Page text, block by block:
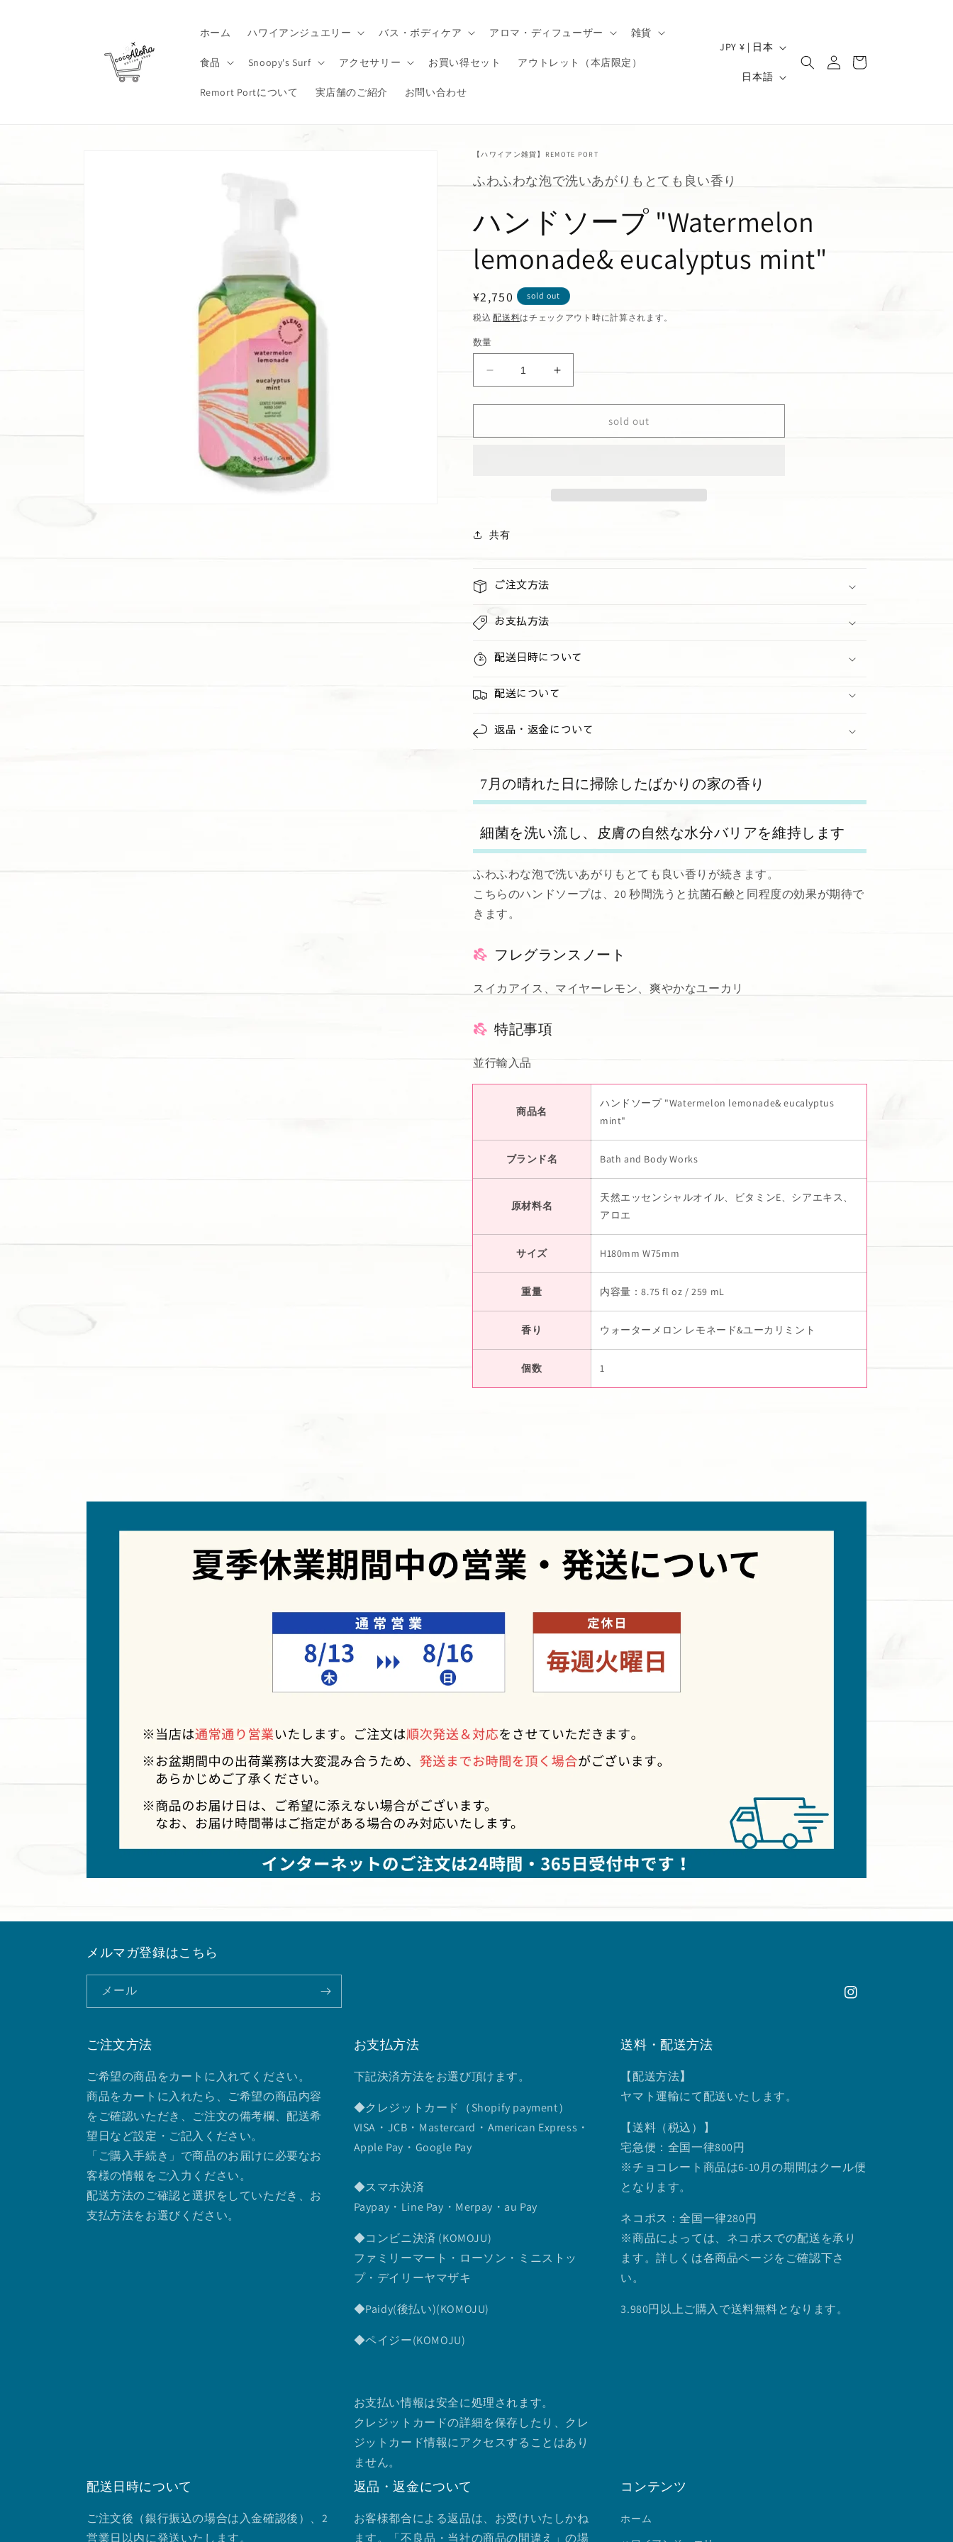
ホーム ハワイアンジュエリー バス・ボディケア アロマ・ディフューザー 雑貨
食品 Snoopy's Surf アクセサリー お買い得セット アウトレット（本店限定）
Remort Portについて 実店舗のご紹介 お問い合わせ
国
JPY ¥ | 日本
言
日本語
イ
ー
【ハワイアン雑貨】REMOTE PORT
ふわふわな泡で洗いあがりもとても良い香り
ハンドソープ "Watermelon
lemonade& eucalyptus mint"
通
常
価
格
¥2,750 sold out
税込配送料はチェックアウト時に計算されます。
数量
lemonade&amp;
の
を
ら
ハ
lemonade&amp;
sold out
共有
ご注文方法
お支払方法
配送日時について
配送について
返品・返金について
7月の晴れた日に掃除したばかりの家の香り
細菌を洗い流し、皮膚の自然な水分バリアを維持します
ふわふわな泡で洗いあがりもとても良い香りが続きます。
こちらのハンドソープは、20 秒間洗うと抗菌石鹸と同程度の効果が期待で
きます。
フレグランスノート
スイカアイス、マイヤーレモン、爽やかなユーカリ
特記事項
並行輸入品
商品名
ハンドソープ "Watermelon lemonade& eucalyptus
mint"
ブランド名 Bath and Body Works
原材料名
天然エッセンシャルオイル、ビタミンE、シアエキス、
アロエ
サイズ H180mm W75mm
重量 内容量：8.75 fl oz / 259 mL
香り ウォーターメロン レモネード&ユーカリミント
個数 1
メルマガ登録はこちら
メール
Instagram
ご注文方法
ご希望の商品をカートに入れてください。
商品をカートに入れたら、ご希望の商品内容
をご確認いただき、ご注文の備考欄、配送希
望日など設定・ご記入ください。
「ご購入手続き」で商品のお届けに必要なお
客様の情報をご入力ください。
配送方法のご確認と選択をしていただき、お
支払方法をお選びください。
お支払方法
下記決済方法をお選び頂けます。
◆クレジットカード（Shopify payment）
VISA・JCB・Mastercard・American Express・
Apple Pay・Google Pay
◆スマホ決済
Paypay・Line Pay・Merpay・au Pay
◆コンビニ決済 (KOMOJU)
ファミリーマート・ローソン・ミニストッ
プ・デイリーヤマザキ
◆Paidy(後払い)(KOMOJU)
◆ペイジー(KOMOJU)
お支払い情報は安全に処理されます。
クレジットカードの詳細を保存したり、クレ
ジットカード情報にアクセスすることはあり
ません。
送料・配送方法
【配送方法】
ヤマト運輸にて配送いたします。
【送料（税込）】
宅急便：全国一律800円
※チョコレート商品は6-10月の期間はクール便
となります。
ネコポス：全国一律280円
※商品によっては、ネコポスでの配送を承り
ます。詳しくは各商品ページをご確認下さ
い。
3.980円以上ご購入で送料無料となります。
配送日時について
ご注文後（銀行振込の場合は入金確認後）、2
営業日以内に発送いたします。
返品・返金について
お客様都合による返品は、お受けいたしかね
ます。「不良品・当社の商品の間違え」の場
コンテンツ
ホーム